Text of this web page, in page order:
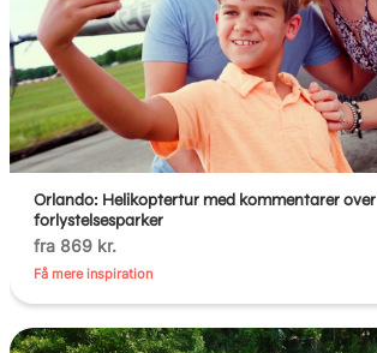
Orlando: Helikoptertur med kommentarer over
forlystelsesparker
fra 869 kr.
Få mere inspiration